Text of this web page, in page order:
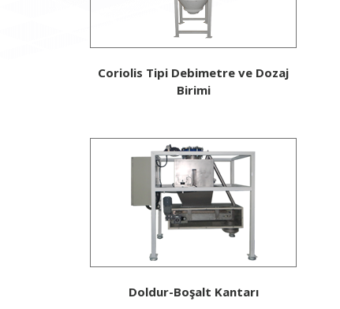
Coriolis Tipi Debimetre ve Dozaj
Birimi
Doldur-Boşalt Kantarı